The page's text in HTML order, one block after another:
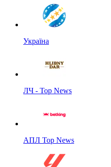
Україна
ЛЧ - Top News
АПЛ Top News